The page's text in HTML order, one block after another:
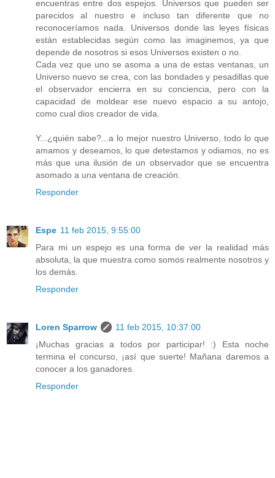
encuentras entre dos espejos. Universos que pueden ser
parecidos al nuestro e incluso tan diferente que no
reconoceríamos nada. Universos donde las leyes físicas
están establecidas según como las imaginemos, ya que
depende de nosotros si esos Universos existen o no.
Cada vez que uno se asoma a una de estas ventanas, un
Universo nuevo se crea, con las bondades y pesadillas que
el observador encierra en su conciencia, pero con la
capacidad de moldear ese nuevo espacio a su antojo,
como cual dios creador de vida.
Y...¿quién sabe?...a lo mejor nuestro Universo, todo lo que
amamos y deseamos, lo que detestamos y odiamos, no es
más que una ilusión de un observador que se encuentra
asomado a una ventana de creación.
Responder
Espe 11 feb 2015, 9:55:00
Para mi un espejo es una forma de ver la realidad más
absoluta, la que muestra como somos realmente nosotros y
los demás.
Responder
Loren Sparrow
11 feb 2015, 10:37:00
¡Muchas gracias a todos por participar! :) Esta noche
termina el concurso, ¡así que suerte! Mañana daremos a
conocer a los ganadores.
Responder